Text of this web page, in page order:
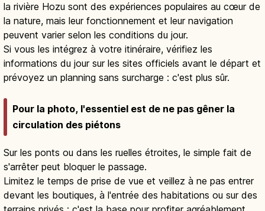
la rivière Hozu sont des expériences populaires au cœur de
la nature, mais leur fonctionnement et leur navigation
peuvent varier selon les conditions du jour.
Si vous les intégrez à votre itinéraire, vérifiez les
informations du jour sur les sites officiels avant le départ et
prévoyez un planning sans surcharge : c'est plus sûr.
Pour la photo, l'essentiel est de ne pas gêner la
circulation des piétons
Sur les ponts ou dans les ruelles étroites, le simple fait de
s'arrêter peut bloquer le passage.
Limitez le temps de prise de vue et veillez à ne pas entrer
devant les boutiques, à l'entrée des habitations ou sur des